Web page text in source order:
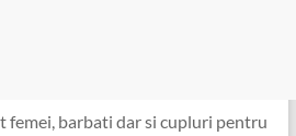
femei, barbati dar si cupluri pentru